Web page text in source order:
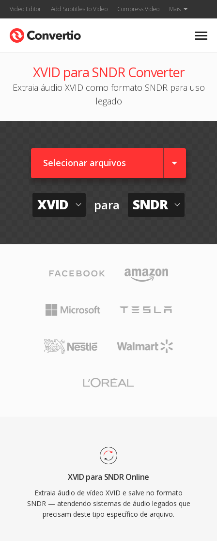
Video Editor Add Subtitles to Video Compress Video Mais
XVID para SNDR Converter
Extraia áudio XVID como formato SNDR para uso
legado
Selecionar arquivos
XVID para SNDR
XVID para SNDR Online
Extraia áudio de vídeo XVID e salve no formato
SNDR — atendendo sistemas de áudio legados que
precisam deste tipo específico de arquivo.